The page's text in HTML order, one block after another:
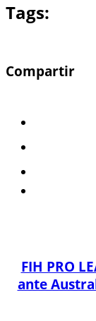
Tags:
Compartir
FIH PRO
ante